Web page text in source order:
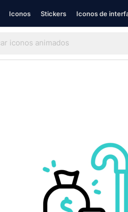
Iconos Stickers Iconos de